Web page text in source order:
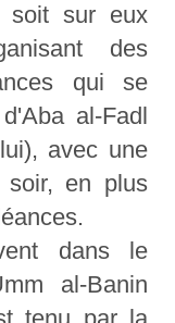
soit sur eux
des
qui se
al-Fadl
avec une
en plus
dans le
al-Banin